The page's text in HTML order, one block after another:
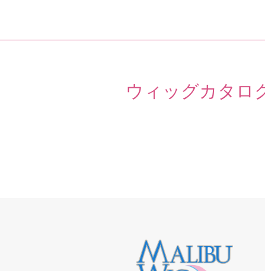
ウィッグカタロ